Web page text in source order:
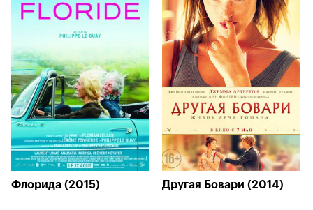
Флорида (2015) Другая Бовари (2014)